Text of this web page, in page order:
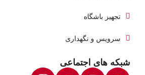
تجهیز باشگاه
سرویس و نگهداری
شبکه های اجتماعی